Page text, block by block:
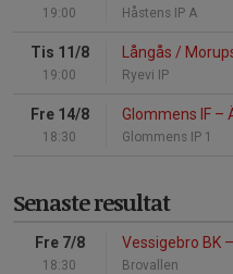
19:00 Håstens IP A
Tis 11/8
19:00
Långås /
Ryevi IP
Fre 14/8
18:30
Glommens IF –
Glommens IP 1
Senaste resultat
Fre 7/8
18:30
Vessigebro BK –
Brovallen